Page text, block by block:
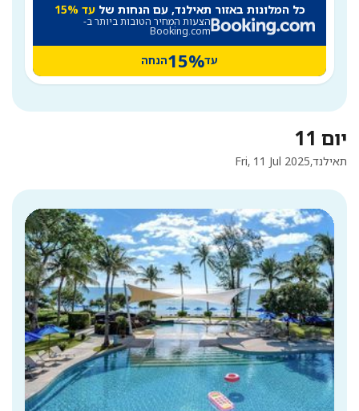
כל המלונות באזור תאילנד, עם הנחות שלעד 15%
הצעות המחיר הטובות ביותר ב-
Booking.com
עד15%הנחה
יום 11
Fri, 11 Jul 2025תאילנד,